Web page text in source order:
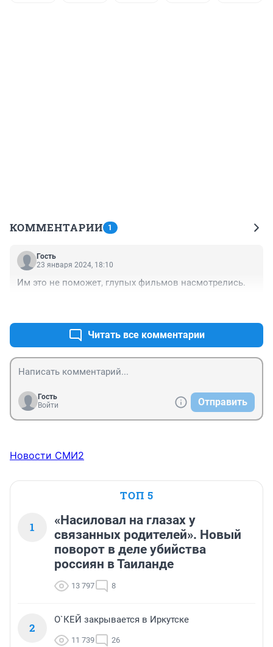
КОММЕНТАРИИ 1
Гость
23 января 2024, 18:10
Им это не поможет, глупых фильмов насмотрелись.
Читать все комментарии
Гость
Войти
Отправить
Новости СМИ2
ТОП 5
1
«Насиловал на глазах у
связанных родителей». Новый
поворот в деле убийства
россиян в Таиланде
13 797 8
2
О`КЕЙ закрывается в Иркутске
11 739 26